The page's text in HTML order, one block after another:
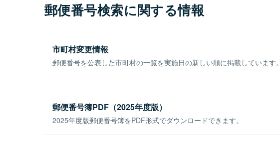
郵便番号検索に関する情報
市町村変更情報
郵便番号を公表した市町村の一覧を実施日の新しい順に掲載しています。
郵便番号簿PDF（2025年度版）
2025年度版郵便番号簿をPDF形式でダウンロードできます。